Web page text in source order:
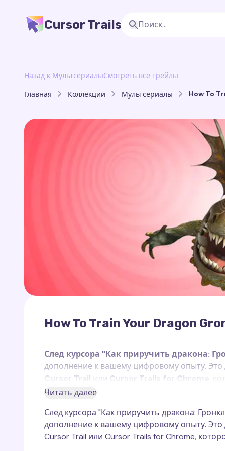
Cursor Trails
Назад к МультсериалыСмотреть все трейлы
Главная Коллекции Мультсериалы How To
How To Train Your Dragon
След курсора "Как приручить дракона:
дополнение к вашему цифровому опыту.
Cursor Trail или Cursor Trails for Chrome ,
дракона». Его округлое тело, короткие
притягательный образ. Несмотря на
наезднику. Этот дракон обладает
Читать далее
След курсора "Как приручить дракона:
дополнение к вашему цифровому опыту.
Cursor Trail или Cursor Trails for Chrome,